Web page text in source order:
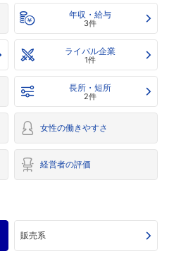
年収・給与
3件
ライバル企業
1件
長所・短所
2件
女性の働きやすさ
経営者の評価
販売系